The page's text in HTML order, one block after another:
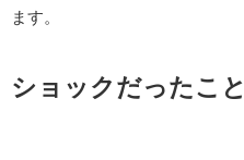
ます。
ショックだったこと